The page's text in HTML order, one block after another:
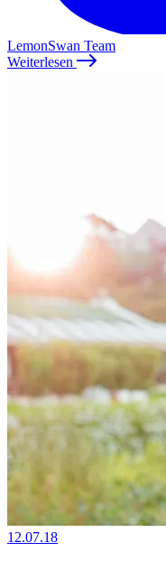
LemonSwan Team
Weiterlesen
12.07.18